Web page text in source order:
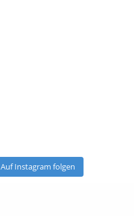
Auf Instagram folgen